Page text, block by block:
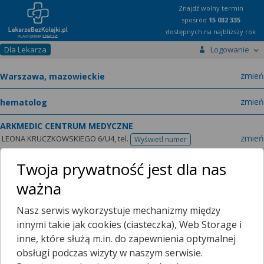
Znajdź wolny termin
spośród 15 032 335
dostępnych na najbliższy rok
Dla Lekarza Logowanie
zmień
zmień
ARKMEDIC CENTRUM MEDYCZNE
LEONA KRUCZKOWSKIEGO 6/U4,tel. Wyświetl numer
telefonu zmień
Agnieszka Porowska
lekarz chorób wewnętrznych, hematolog
Lek. Agnieszka Porowska
Specjalista chorób wewnętrznych i hematologii.
W 2001 roku ukończyłam studia na Wydziale Lekarskim
Akademii Medycznej w Białymstoku. Staż podyplomowy
odbyłam w Państwowym Szpitalu Klinicznym Akademii
Medycznej w Białymstoku w latach 2001-2002. Od 2003
Pokaż więcej...
Twoja prywatność jest dla nas
ważna
Nasz serwis wykorzystuje mechanizmy między
innymi takie jak cookies (ciasteczka), Web Storage i
inne, które służą m.in. do zapewnienia optymalnej
obsługi podczas wizyty w naszym serwisie.